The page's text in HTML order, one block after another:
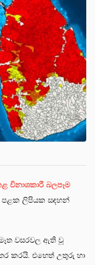
විනාශකාරී බලපෑම
පළක ලිපියක සඳහන්
වසරවල ඇති වූ
කරයි. එහෙත් උතුරු හා